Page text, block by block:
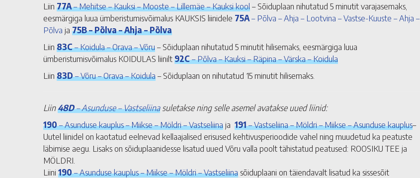
Liin 77A– Mehitse – Kauksi – Mooste – Lillemäe – Kauksi kool– Sõiduplaan nihutatud 5 minutit varajasemaks,
eesmärgiga luua ümberistumisvõimalus KAUKSIS liinidele 75A– Põlva – Ahja – Lootvina – Vastse-Kuuste – Ahja –
Põlva ja 75B – Põlva – Ahja – Põlva
Liin 83C– Koidula – Orava – Võru– Sõiduplaan nihutatud 5 minutit hilisemaks, eesmärgiga luua
ümberistumisvõimalus KOIDULAS liinilt92C– Põlva – Kauksi – Räpina – Värska – Koidula
Liin 83D– Võru – Orava – Koidula– Sõiduplaan on nihutatud 15 minutit hilisemaks.
Liin48D– Asunduse – Vastseliinasuletakse ning selle asemel avatakse uued liinid:
190– Asunduse kauplus – Miikse – Möldri – Vastseliinaja 191– Vastseliina – Möldri – Miikse – Asunduse kauplus–
Uutel liinidel on kaotatud eelnevad kellaajalised erisused kehtivusperioodide vahel ning muudetud ka peatuste
läbimise aegu. Lisaks on sõiduplaanidesse lisatud uued Võru valla poolt tähistatud peatused: ROOSIKU TEE ja
MÖLDRI.
Liini 190– Asunduse kauplus – Miikse – Möldri – Vastseliina sõiduplaani on täiendavalt lisatud ka sissesõit